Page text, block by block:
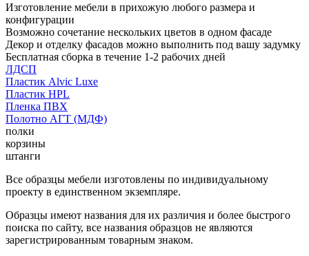
Изготовление мебели в прихожую любого размера и
конфигурации
Возможно сочетание нескольких цветов в одном фасаде
Декор и отделку фасадов можно выполнить под вашу задумку
Бесплатная сборка в течение 1-2 рабочих дней
ЛДСП
Пластик Alvic Luxe
Пластик HPL
Пленка ПВХ
Полотно АГТ (МДФ)
полки
корзины
штанги
Все образцы мебели изготовлены по индивидуальному
проекту в единственном экземпляре.
Образцы имеют названия для их различия и более быстрого
поиска по сайту, все названия образцов не являются
зарегистрированным товарным знаком.